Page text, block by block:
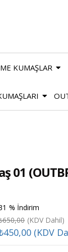
KUMAŞLAR
01
% İndirim
(KDV Dahil)
(KDV